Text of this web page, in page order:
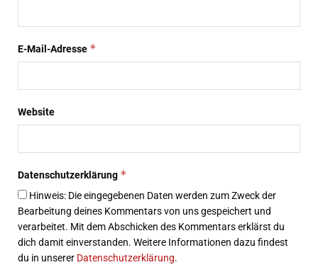
E-Mail-Adresse *
Website
Datenschutzerklärung *
Hinweis: Die eingegebenen Daten werden zum Zweck der
Bearbeitung deines Kommentars von uns gespeichert und
verarbeitet. Mit dem Abschicken des Kommentars erklärst du
dich damit einverstanden. Weitere Informationen dazu findest
du in unserer Datenschutzerklärung.